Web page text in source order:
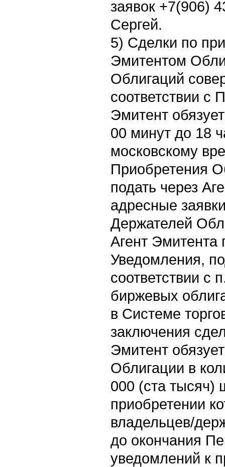
заявок +7(906)
Сергей.
5) Сделки по
Эмитентом
Облигаций
соответствии с
Эмитент
00 минут до 18
московскому
Приобретения
подать через
адресные
Держателей
Агент Эмитента
Уведомления,
соответствии с
биржевых
в Системе
заключения
Эмитент
Облигации в
000 (ста тысяч)
приобретении
владельцев/
до окончания
уведомлений к